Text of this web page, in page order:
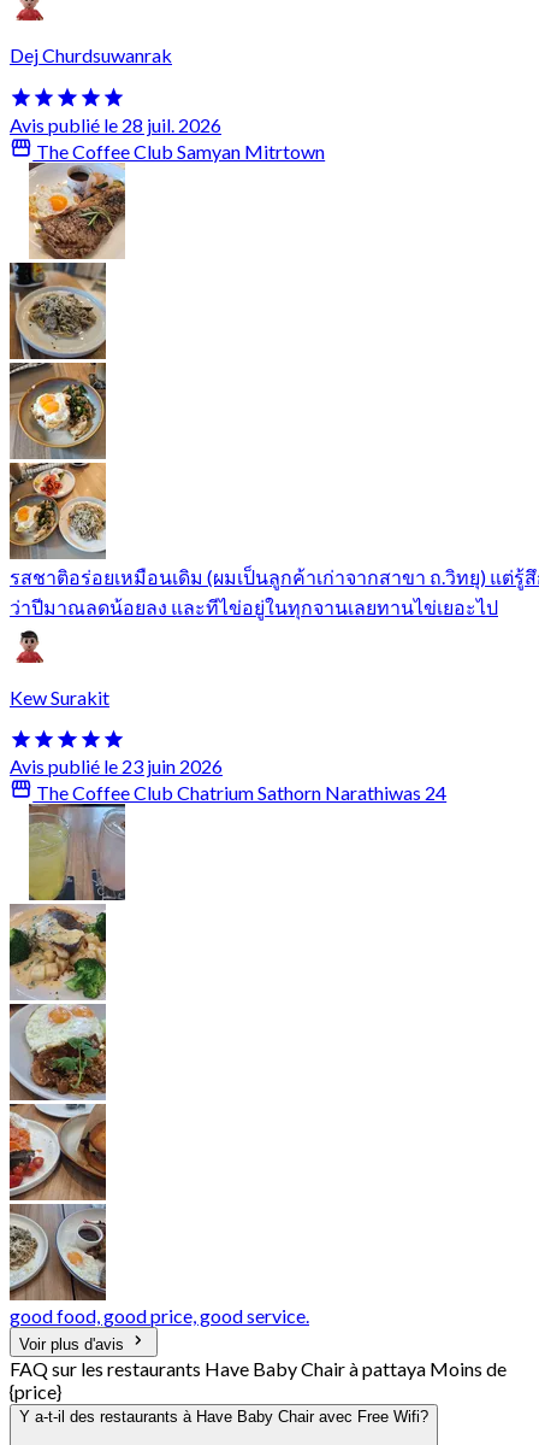
Dej Churdsuwanrak
Avis publié le 28 juil. 2026
The Coffee Club Samyan Mitrtown
รสชาติอร่อยเหมือนเดิม (ผมเป็นลูกค้าเก่าจากสาขา ถ.วิทยุ) แต่รู้
ว่าปีมาณลดน้อยลง และทีไข่อยู่ในทุกจานเลยทานไข่เยอะไป
Kew Surakit
Avis publié le 23 juin 2026
The Coffee Club Chatrium Sathorn Narathiwas 24
good food, good price, good service.
Voir plus d'avis
FAQ sur les restaurants Have Baby Chair à pattaya Moins de
{price}
Y a-t-il des restaurants à Have Baby Chair avec Free Wifi?